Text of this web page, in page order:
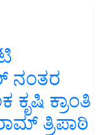
ನಂತರ
ಕ್ರಾಂತಿ
ತ್ರಿಪಾಠಿ